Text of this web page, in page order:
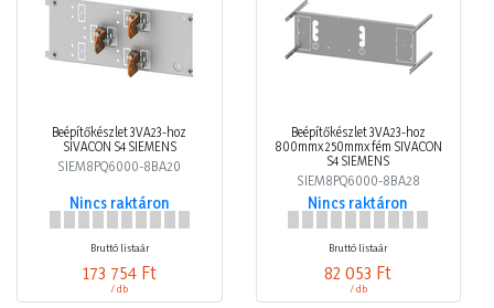
Beépítőkészlet 3VA23-hoz
SIVACON S4 SIEMENS
SIEM8PQ6000-8BA20
Nincs raktáron
Bruttó listaár
173 754 Ft
/ db
Beépítőkészlet 3VA23-hoz
800mmx 250mmx fém SIVACON
S4 SIEMENS
SIEM8PQ6000-8BA28
Nincs raktáron
Bruttó listaár
82 053 Ft
/ db